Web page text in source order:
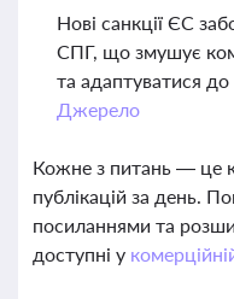
Нові санкції ЄС
СПГ, що змушує
та адаптуватися
Джерело
Кожне з питань — це
публікацій за день.
посиланнями та
доступні у